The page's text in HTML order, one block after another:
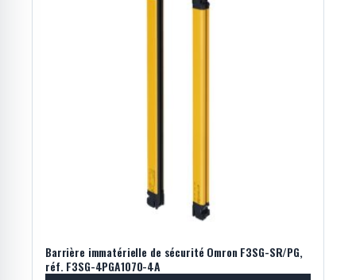
Barrière immatérielle de sécurité Omron F3SG-SR/PG,
réf. F3SG-4PGA1070-4A